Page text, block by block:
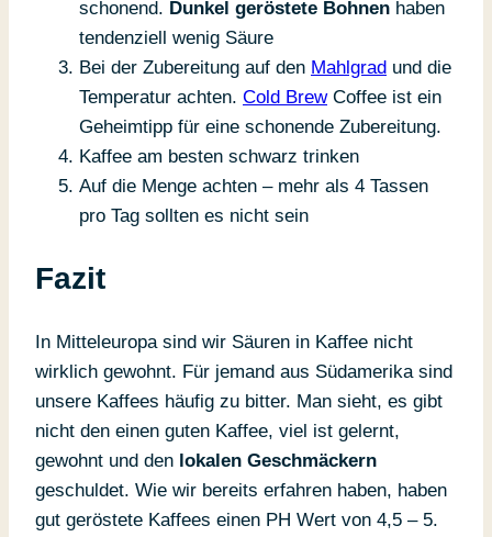
schonend. Dunkel geröstete Bohnen haben
tendenziell wenig Säure
Bei der Zubereitung auf den Mahlgrad und die
Temperatur achten. Cold BrewCoffee ist ein
Geheimtipp für eine schonende Zubereitung.
Kaffee am besten schwarz trinken
Auf die Menge achten – mehr als 4 Tassen
pro Tag sollten es nicht sein
Fazit
In Mitteleuropa sind wir Säuren in Kaffee nicht
wirklich gewohnt. Für jemand aus Südamerika sind
unsere Kaffees häufig zu bitter. Man sieht, es gibt
nicht den einen guten Kaffee, viel ist gelernt,
gewohnt und den lokalen Geschmäckern
geschuldet. Wie wir bereits erfahren haben, haben
gut geröstete Kaffees einen PH Wert von 4,5 – 5.